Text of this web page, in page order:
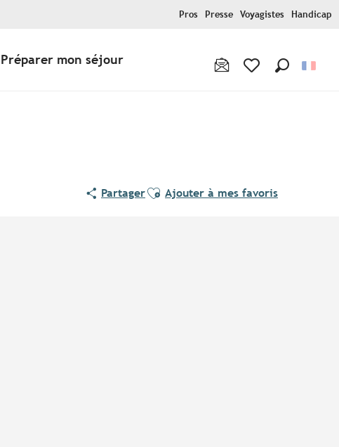
Pros Presse Voyagistes Handicap
Préparer mon séjour
PartagerAjouter aux favoris
Ajouter à mes favoris